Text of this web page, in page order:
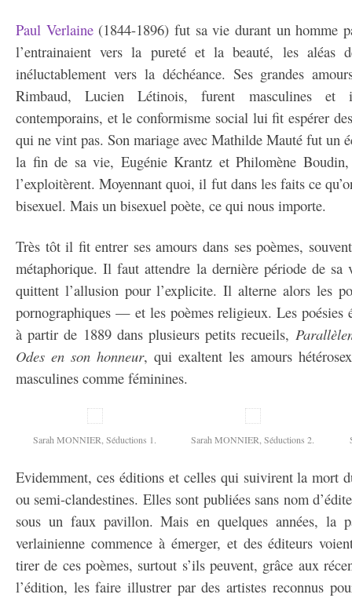
Paul Verlaine(1844-1896) fut sa vie durant un homme
l’entrainaient vers la pureté et la beauté, les aléas
inéluctablement vers la déchéance. Ses grandes
Rimbaud, Lucien Létinois, furent masculines et
contemporains, et le conformisme social lui fit espérer
qui ne vint pas. Son mariage avec Mathilde Mauté fut un
la fin de sa vie, Eugénie Krantz et Philomène Boudin,
l’exploitèrent. Moyennant quoi, il fut dans les faits ce
bisexuel. Mais un bisexuel poète, ce qui nous importe.
Très tôt il fit entrer ses amours dans ses poèmes,
métaphorique. Il faut attendre la dernière période de sa
quittent l’allusion pour l’explicite. Il alterne alors les
pornographiques — et les poèmes religieux. Les poésies
à partir de 1889 dans plusieurs petits recueils,
Odes en son honneur, qui exaltent les amours
masculines comme féminines.
Sarah MONNIER, Séductions 1. Sarah MONNIER, Séductions 2.
Evidemment, ces éditions et celles qui suivirent la mort
ou semi-clandestines. Elles sont publiées sans nom
sous un faux pavillon. Mais en quelques années, la
verlainienne commence à émerger, et des éditeurs
tirer de ces poèmes, surtout s’ils peuvent, grâce aux
l’édition, les faire illustrer par des artistes reconnus